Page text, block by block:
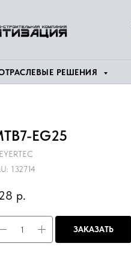
РЕШЕНИЯ
EG25
132714
р.
ЗАКАЗАТЬ